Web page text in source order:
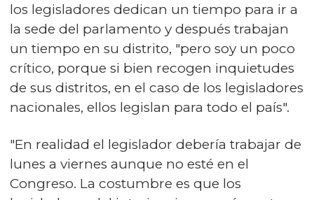
los legisladores dedican un tiempo para ir a
la sede del parlamento y después trabajan
un tiempo en su distrito, "pero soy un poco
crítico, porque si bien recogen inquietudes
de sus distritos, en el caso de los legisladores
nacionales, ellos legislan para todo el país".
"En realidad el legislador debería trabajar de
lunes a viernes aunque no esté en el
Congreso. La costumbre es que los